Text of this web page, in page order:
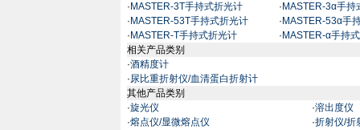
· MASTER-3T手持式折光计 · MASTER-3α手持
· MASTER-53T手持式折光计 · MASTER-53α手
· MASTER-T手持式折光计 · MASTER-α手持
相关产品类别
·酒精度计
·尿比重折射仪/血清蛋白折射计
其他产品类别
·旋光仪 ·溶出度仪
·熔点仪/显微熔点仪 ·折射仪/折